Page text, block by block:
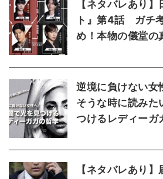
【ネタバレあり
ト』第4話 ガチ
め！本物の儀堂の
逆境に負けない女
そうな時に読みた
つけるレディーガ
【ネタバレあり